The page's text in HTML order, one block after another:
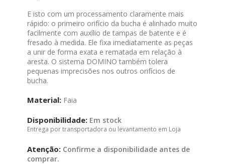
E isto com um processamento claramente mais
rápido: o primeiro orifício da bucha é alinhado muito
facilmente com auxílio de tampas de batente e é
fresado à medida. Ele fixa imediatamente as peças
a unir de forma exata e rematada em relação à
aresta. O sistema DOMINO também tolera
pequenas imprecisões nos outros orifícios de
bucha.
Material: Faia
Disponibilidade: Em stock
Entrega por transportadora ou levantamento em Loja
Atenção: Confirme a disponibilidade antes de
comprar.